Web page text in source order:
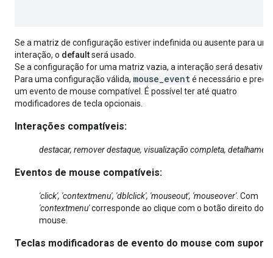
Se a matriz de configuração estiver indefinida ou ausente para
interação, o defaultserá usado.
Se a configuração for uma matriz vazia, a interação será
Para uma configuração válida, mouse_eventé necessário e
um evento de mouse compatível. É possível ter até quatro
modificadores de tecla opcionais.
Interações compatíveis:
destacar, remover destaque, visualização completa,
Eventos de mouse compatíveis:
'click', 'contextmenu', 'dblclick', 'mouseout', 'mouseover'. Com
'contextmenu'corresponde ao clique com o botão direito do
mouse.
Teclas modificadoras de evento do mouse com